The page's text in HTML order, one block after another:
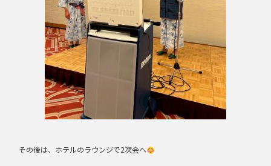
その後は、ホテルのラウンジで2次会へ